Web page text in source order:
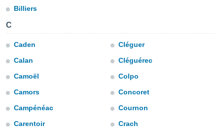
y análisis
en
perfil
y
en
más
nuestra
Billiers
C
Caden
Calan
Camoël
Camors
Campénéac
Carentoir
Cléguer
Cléguérec
Colpo
Concoret
Cournon
Crach